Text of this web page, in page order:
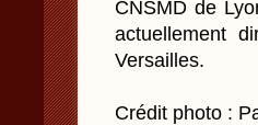
CNSMD de
actuellement
Versailles.
Crédit photo :